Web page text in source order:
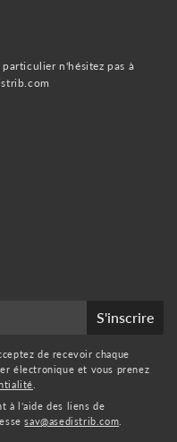
n'hésitez pas à
S'inscrire
de recevoir chaque
électronique et vous prenez
à l'aide des liens de
sav@asedistrib.com